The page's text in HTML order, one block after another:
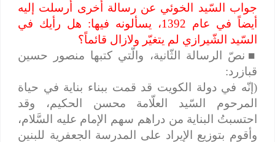
جواب السّيد الخوئي عن رسالة أخرى أُرسلت إليه
أيضاً في عام 1392، يسألونه فيها: هل رأيك في
السّيد الشّيرازي لم يتغيّر ولازال قائماً؟
■نصّ الرسالة الثّانية، والّتي كتبها منصور حسين
قبازرد:
(إنّه في دولة الكويت قد قمت ببناء بناية في حياة
المرحوم السّيد العلّامة محسن الحكيم، وقد
احتسبتُ البناية من دراهم سهم الإمام عليه السَّلام،
وأقوم بتوزيع الإيراد على المدرسة الجعفرية للبنين